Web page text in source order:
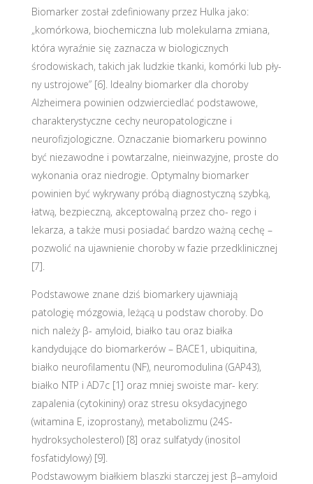
Biomarker został zdefiniowany przez Hulka jako:
„komórkowa, biochemiczna lub molekularna zmiana,
która wyraźnie się zaznacza w biologicznych
środowiskach, takich jak ludzkie tkanki, komórki lub pły-
ny ustrojowe” [6]. Idealny biomarker dla choroby
Alzheimera powinien odzwierciedlać podstawowe,
charakterystyczne cechy neuropatologiczne i
neurofizjologiczne. Oznaczanie biomarkeru powinno
być niezawodne i powtarzalne, nieinwazyjne, proste do
wykonania oraz niedrogie. Optymalny biomarker
powinien być wykrywany próbą diagnostyczną szybką,
łatwą, bezpieczną, akceptowalną przez cho- rego i
lekarza, a także musi posiadać bardzo ważną cechę –
pozwolić na ujawnienie choroby w fazie przedklinicznej
[7].
Podstawowe znane dziś biomarkery ujawniają
patologię mózgowia, leżącą u podstaw choroby. Do
nich należy β- amyloid, białko tau oraz białka
kandydujące do biomarkerów – BACE1, ubiquitina,
białko neurofilamentu (NF), neuromodulina (GAP43),
białko NTP i AD7c [1] oraz mniej swoiste mar- kery:
zapalenia (cytokininy) oraz stresu oksydacyjnego
(witamina E, izoprostany), metabolizmu (24S-
hydroksycholesterol) [8] oraz sulfatydy (inositol
fosfatidylowy) [9].
Podstawowym białkiem blaszki starczej jest β–amyloid